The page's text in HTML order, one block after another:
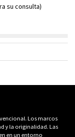
su consulta)
Los marcos
y la originalidad. Las
en un entorno